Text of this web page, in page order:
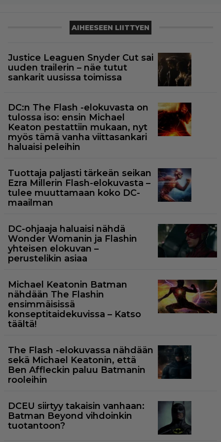
AIHEESEEN LIITTYEN
Justice Leaguen Snyder Cut sai
uuden trailerin – näe tutut
sankarit uusissa toimissa
DC:n The Flash -elokuvasta on
tulossa iso: ensin Michael
Keaton pestattiin mukaan, nyt
myös tämä vanha viittasankari
haluaisi peleihin
Tuottaja paljasti tärkeän seikan
Ezra Millerin Flash-elokuvasta –
tulee muuttamaan koko DC-
maailman
DC-ohjaaja haluaisi nähdä
Wonder Womanin ja Flashin
yhteisen elokuvan –
perustelikin asiaa
Michael Keatonin Batman
nähdään The Flashin
ensimmäisissä
konseptitaidekuvissa – Katso
täältä!
The Flash -elokuvassa nähdään
sekä Michael Keatonin, että
Ben Affleckin paluu Batmanin
rooleihin
DCEU siirtyy takaisin vanhaan:
Batman Beyond vihdoinkin
tuotantoon?